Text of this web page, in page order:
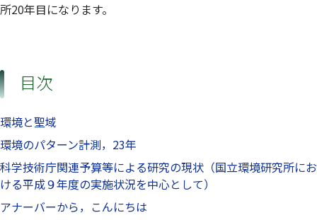
所20年目になります。
目次
環境と聖域
環境のパターン計測，23年
科学技術庁関連予算等による研究の現状（国立環境研究所にお
ける平成９年度の実施状況を中心として）
アナーバーから，こんにちは